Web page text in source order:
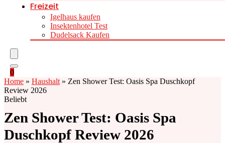
Freizeit
Igelhaus kaufen
Insektenhotel Test
Dudelsack Kaufen
0
Home » Haushalt » Zen Shower Test: Oasis Spa Duschkopf
Review 2026
Beliebt
Zen Shower Test: Oasis Spa
Duschkopf Review 2026